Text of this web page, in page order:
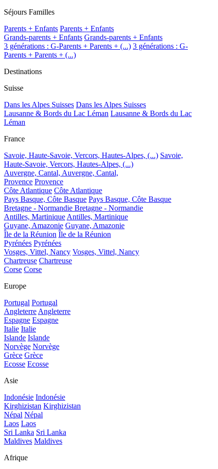
Séjours Familles
Parents + Enfants Parents + Enfants
Grands-parents + Enfants Grands-parents + Enfants
3 générations : G-Parents + Parents + (...) 3 générations : G-
Parents + Parents + (...)
Destinations
Suisse
Dans les Alpes Suisses Dans les Alpes Suisses
Lausanne & Bords du Lac Léman Lausanne & Bords du Lac
Léman
France
Savoie, Haute-Savoie, Vercors, Hautes-Alpes, (...) Savoie,
Haute-Savoie, Vercors, Hautes-Alpes, (...)
Auvergne, Cantal, Auvergne, Cantal,
Provence Provence
Côte Atlantique Côte Atlantique
Pays Basque, Côte Basque Pays Basque, Côte Basque
Bretagne - Normandie Bretagne - Normandie
Antilles, Martinique Antilles, Martinique
Guyane, Amazonie Guyane, Amazonie
Île de la Réunion Île de la Réunion
Pyrénées Pyrénées
Vosges, Vittel, Nancy Vosges, Vittel, Nancy
Chartreuse Chartreuse
Corse Corse
Europe
Portugal Portugal
Angleterre Angleterre
Espagne Espagne
Italie Italie
Islande Islande
Norvège Norvège
Grèce Grèce
Ecosse Ecosse
Asie
Indonésie Indonésie
Kirghizistan Kirghizistan
Népal Népal
Laos Laos
Sri Lanka Sri Lanka
Maldives Maldives
Afrique